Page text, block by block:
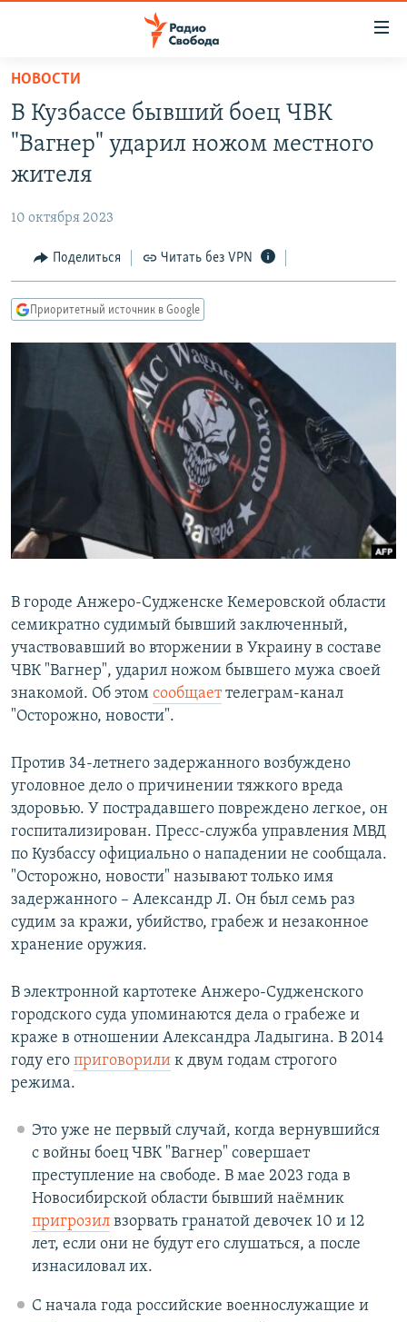
упрощенного
доступа
Вернуться
основному
Вернутся
Вернутся
ПРОГРАММЫ
ПОДКАСТЫ
АВТОРСКИЕ ПРОЕКТЫ
МНЕНИЯ
КУЛЬТУРА
КАВКАЗ.РЕАЛИИ
СЕВЕР.РЕАЛИИ
СИБИРЬ.РЕАЛИИ
РАСПИСАНИЕ ВЕЩАНИЯ
ПОДПИШИТЕСЬ НА РАССЫЛКУ
СОЦИАЛЬНЫЕ СЕТИ
Все сайты РСЕ/РС
НОВОСТИ
В Кузбассе бывший боец ЧВК
"Вагнер" ударил ножом местного
жителя
10 октября 2023
Поделиться Читать без VPN
Приоритетный источник в Google
В городе Анжеро-Судженске Кемеровской области
семикратно судимый бывший заключенный,
участвовавший во вторжении в Украину в составе
ЧВК "Вагнер", ударил ножом бывшего мужа своей
знакомой. Об этом сообщаеттелеграм-канал
"Осторожно, новости".
Против 34-летнего задержанного возбуждено
уголовное дело о причинении тяжкого вреда
здоровью. У пострадавшего повреждено легкое, он
госпитализирован. Пресс-служба управления МВД
по Кузбассу официально о нападении не сообщала.
"Осторожно, новости" называют только имя
задержанного – Александр Л. Он был семь раз
судим за кражи, убийство, грабеж и незаконное
хранение оружия.
В электронной картотеке Анжеро-Судженского
городского суда упоминаются дела о грабеже и
краже в отношении Александра Ладыгина. В 2014
году его приговорили к двум годам строгого
режима.
Это уже не первый случай, когда вернувшийся
с войны боец ЧВК "Вагнер" совершает
преступление на свободе. В мае 2023 года в
Новосибирской области бывший наёмник
пригрозилвзорвать гранатой девочек 10 и 12
лет, если они не будут его слушаться, а после
изнасиловал их.
С начала года российские военнослужащие и